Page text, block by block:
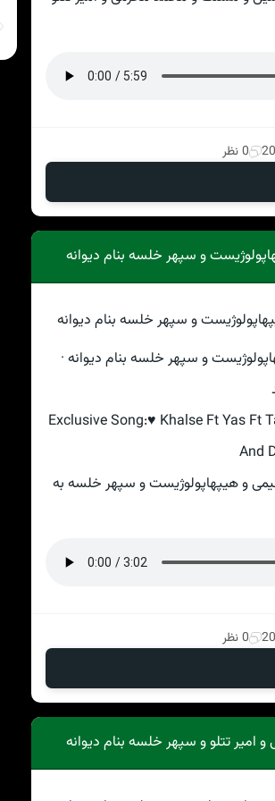
0 نظر
و سپهر خلسه بنام دیوانه
و سپهر خلسه بنام دیوانه ·
Exclusive Song:♥ Khalse Ft Yas Ft
And
و هیپهاپولوژیست و سپهر خلسه به
0 نظر
امیر تتلو و سپهر خلسه بنام دیوانه